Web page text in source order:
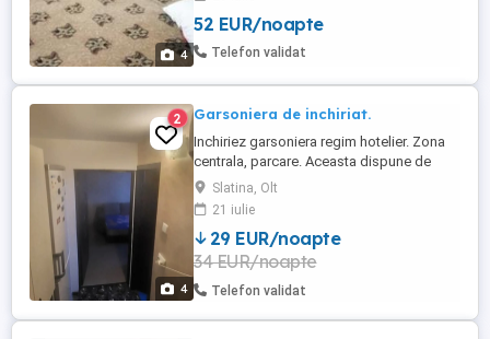
4
52 EUR/noapte
Telefon validat
4
2 Garsoniera de inchiriat.
Inchiriez garsoniera regim hotelier. Zona
centrala, parcare. Aceasta dispune de
cetrala termica, aer conditionat, masina de
spalat, aragaz, frigider, tv, Wi-Fi!
Slatina, Olt
21 iulie
29 EUR/noapte
34 EUR/noapte
Telefon validat